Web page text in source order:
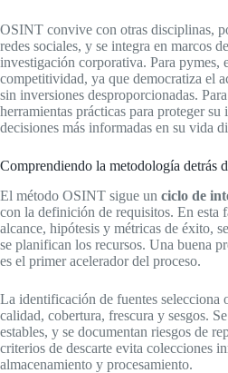
OSINT convive con otras disciplinas,
redes sociales, y se integra en marcos
investigación corporativa. Para pymes,
competitividad, ya que democratiza el
sin inversiones desproporcionadas.
herramientas prácticas para proteger
decisiones más informadas en su vida
Comprendiendo la metodología detrás
El método OSINT sigue un ciclo de
con la definición de requisitos. En esta
alcance, hipótesis y métricas de éxito,
se planifican los recursos. Una buena
es el primer acelerador del proceso.
La identificación de fuentes selecciona
calidad, cobertura, frescura y sesgos.
estables, y se documentan riesgos de
criterios de descarte evita colecciones
almacenamiento y procesamiento.